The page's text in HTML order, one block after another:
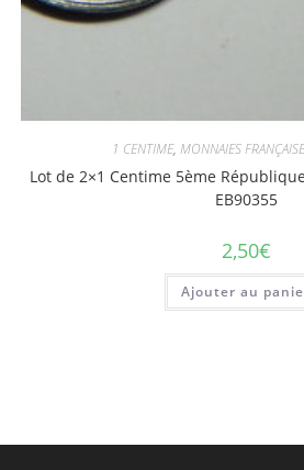
1 CENTIME, MONNAIES
Lot de 2×1 Centime 5ème République
EB90355
2,50€
Ajouter au